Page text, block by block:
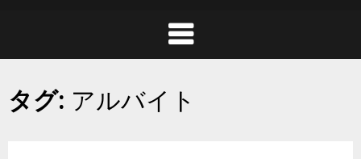
タグ: アルバイト